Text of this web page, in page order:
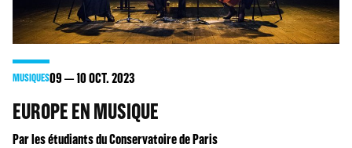
MUSIQUES09 10OCT. 2023
EUROPE EN MUSIQUE
Par les étudiants du Conservatoire de Paris